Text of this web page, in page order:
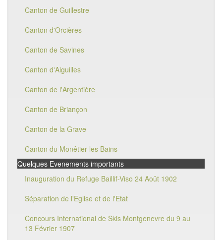
Canton de Guillestre
Canton d'Orcières
Canton de Savines
Canton d'Aiguilles
Canton de l'Argentière
Canton de Briançon
Canton de la Grave
Canton du Monêtier les Bains
Quelques Evenements importants
Inauguration du Refuge Baillif-Viso 24 Août 1902
Séparation de l'Eglise et de l'Etat
Concours International de Skis Montgenevre du 9 au
13 Février 1907